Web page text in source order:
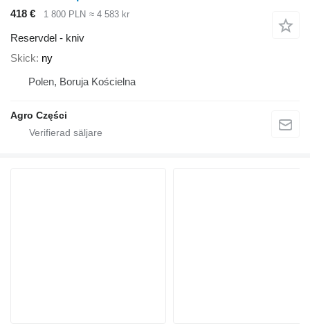
418 € 1 800 PLN ≈ 4 583 kr
Reservdel - kniv
Skick ny
Polen, Boruja Kościelna
Agro Części